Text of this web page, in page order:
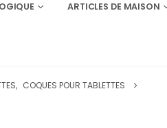
ARTICLES DE MAISON
, COQUES POUR TABLETTES